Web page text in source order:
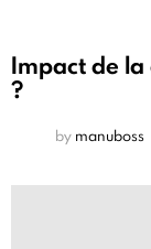
Impact de
?
by manuboss